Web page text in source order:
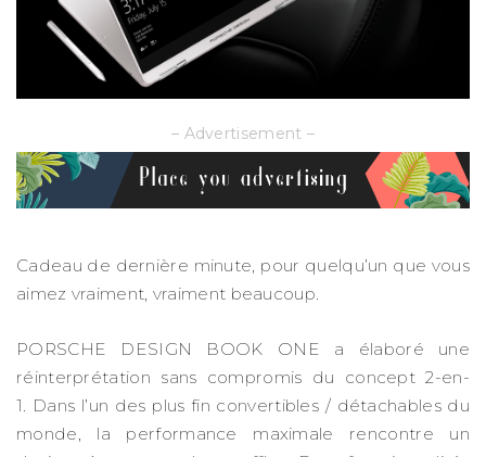
– Advertisement –
Cadeau de dernière minute, pour quelqu’un que vous
aimez vraiment, vraiment beaucoup.
PORSCHE DESIGN BOOK ONE a élaboré une
réinterprétation sans compromis du concept 2-en-
1. Dans l’un des plus fin convertibles / détachables du
monde, la performance maximale rencontre un